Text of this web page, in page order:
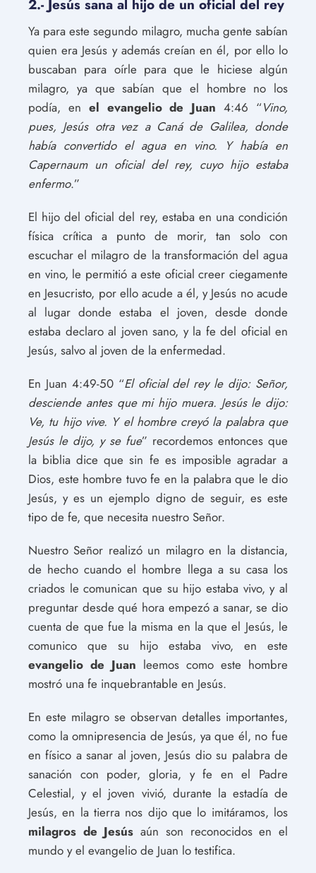
2.- Jesús sana al hijo de un oficial del rey
Ya para este segundo milagro, mucha gente sabían
quien era Jesús y además creían en él, por ello lo
buscaban para oírle para que le hiciese algún
milagro, ya que sabían que el hombre no los
podía, en el evangelio de Juan 4:46 “Vino,
pues, Jesús otra vez a Caná de Galilea, donde
había convertido el agua en vino. Y había en
Capernaum un oficial del rey, cuyo hijo estaba
enfermo.”
El hijo del oficial del rey, estaba en una condición
física crítica a punto de morir, tan solo con
escuchar el milagro de la transformación del agua
en vino, le permitió a este oficial creer ciegamente
en Jesucristo, por ello acude a él, y Jesús no acude
al lugar donde estaba el joven, desde donde
estaba declaro al joven sano, y la fe del oficial en
Jesús, salvo al joven de la enfermedad.
En Juan 4:49-50 “El oficial del rey le dijo: Señor,
desciende antes que mi hijo muera. Jesús le dijo:
Ve, tu hijo vive. Y el hombre creyó la palabra que
Jesús le dijo, y se fue” recordemos entonces que
la biblia dice que sin fe es imposible agradar a
Dios, este hombre tuvo fe en la palabra que le dio
Jesús, y es un ejemplo digno de seguir, es este
tipo de fe, que necesita nuestro Señor.
Nuestro Señor realizó un milagro en la distancia,
de hecho cuando el hombre llega a su casa los
criados le comunican que su hijo estaba vivo, y al
preguntar desde qué hora empezó a sanar, se dio
cuenta de que fue la misma en la que el Jesús, le
comunico que su hijo estaba vivo, en este
evangelio de Juan leemos como este hombre
mostró una fe inquebrantable en Jesús.
En este milagro se observan detalles importantes,
como la omnipresencia de Jesús, ya que él, no fue
en físico a sanar al joven, Jesús dio su palabra de
sanación con poder, gloria, y fe en el Padre
Celestial, y el joven vivió, durante la estadía de
Jesús, en la tierra nos dijo que lo imitáramos, los
milagros de Jesús aún son reconocidos en el
mundo y el evangelio de Juan lo testifica.